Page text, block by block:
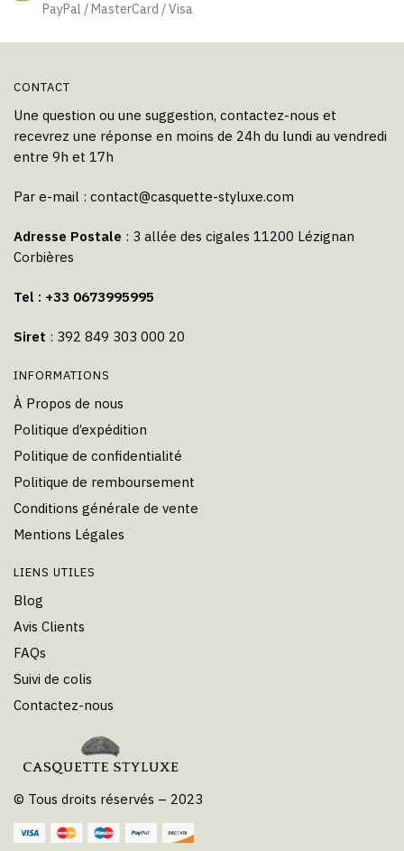
du
PayPal / MasterCard / Visa
CONTACT
Une question ou une suggestion, contactez-nous et
recevrez une réponse en moins de 24h du lundi au vendredi
entre 9h et 17h
Par e-mail : contact@casquette-styluxe.com
Adresse Postale : 3 allée des cigales 11200 Lézignan
Corbières
Tel : +33 0673995995
Siret : 392 849 303 000 20
INFORMATIONS
À Propos de nous
Politique d’expédition
Politique de confidentialité
Politique de remboursement
Conditions générale de vente
Mentions Légales
LIENS UTILES
Blog
Avis Clients
FAQs
Suivi de colis
Contactez-nous
© Tous droits réservés – 2023